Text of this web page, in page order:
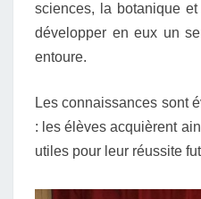
sciences, la botanique
développer en eux un
entoure.
Les connaissances sont
: les élèves acquièrent
utiles pour leur réussite